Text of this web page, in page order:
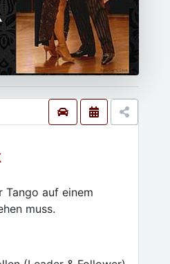
Tango auf einem
muss.